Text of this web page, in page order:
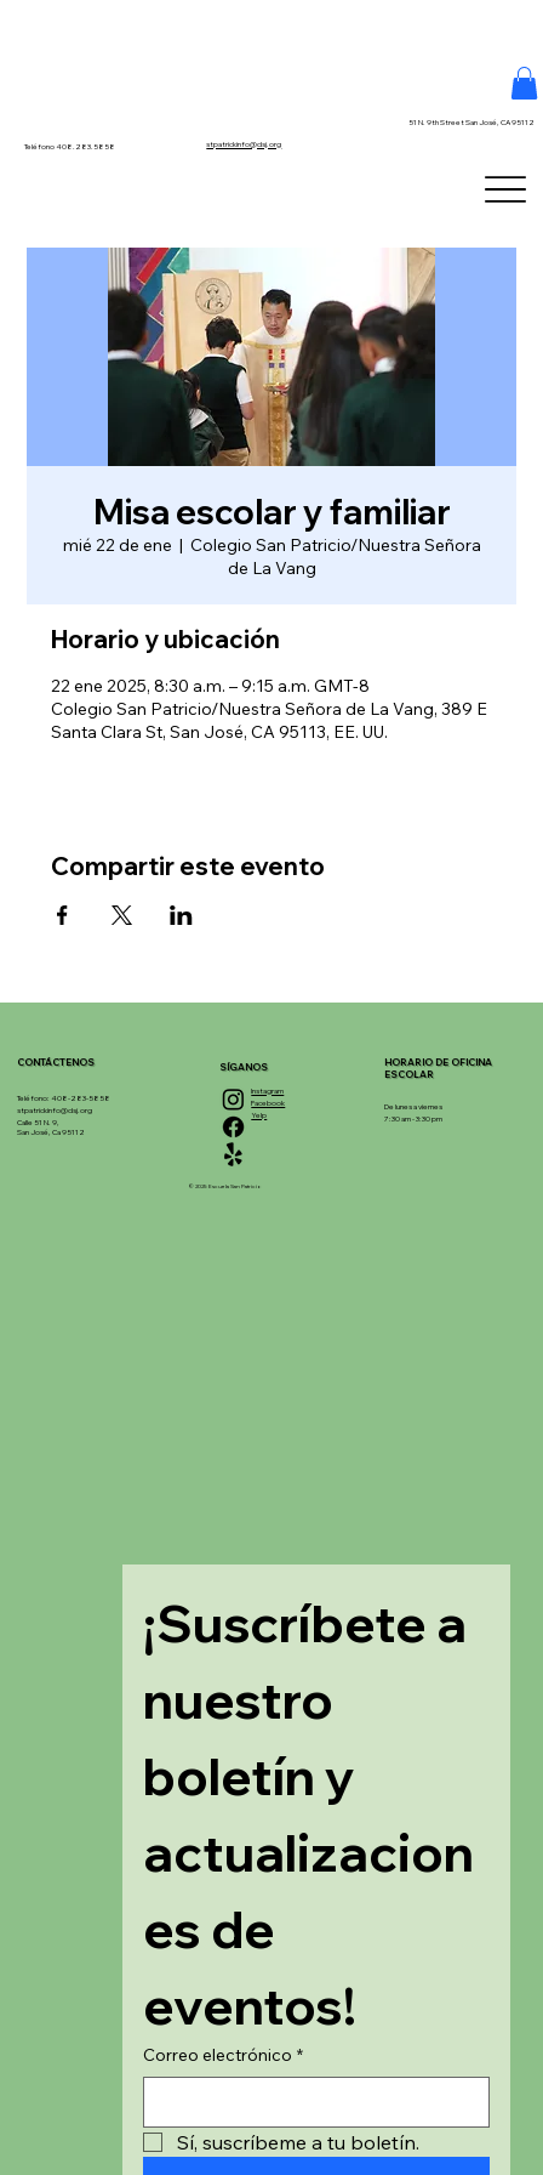
Teléfono 408.283.5858 stpatrickinfo@dsj.org
51 N. 9th Street San José, CA 95112
Misa escolar y familiar
mié 22 de ene
  |
Colegio San Patricio/Nuestra Señora
de La Vang
Horario y ubicación
22 ene 2025, 8:30 a.m. – 9:15 a.m. GMT-8
Colegio San Patricio/Nuestra Señora de La Vang, 389 E
Santa Clara St, San José, CA 95113, EE. UU.
Compartir este evento
CONTÁCTENOS
Teléfono: 408-283-5858
stpatrickinfo@dsj.org
Calle 51 N. 9,
San José, Ca 95112
¡Suscríbete a
nuestro
boletín y
actualizacion
es de
eventos!
Correo electrónico *
Sí, suscríbeme a tu boletín.
Instagram
Facebook
Yelp
SÍGANOS
© 2025 Escuela San Patricio
HORARIO DE OFICINA
ESCOLAR
De lunes a viernes
7:30 am - 3:30 pm